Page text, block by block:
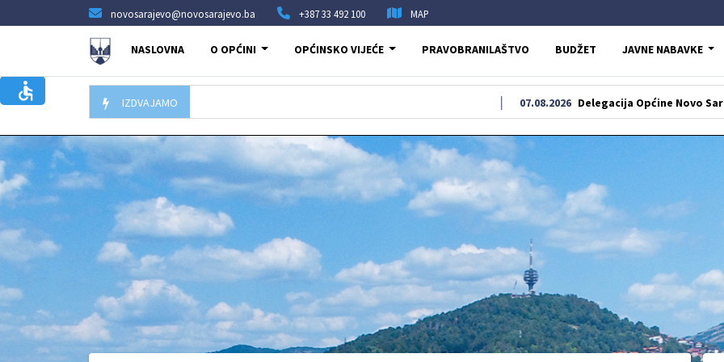
novosarajevo@novosarajevo.ba +387 33 492 100 MAP
NASLOVNA O OPĆINI OPĆINSKO VIJEĆE PRAVOBRANILAŠTVO BUDŽET JAVNE NABAVKE
IZDVAJAMO Delegacija Općine Novo Sarajevo